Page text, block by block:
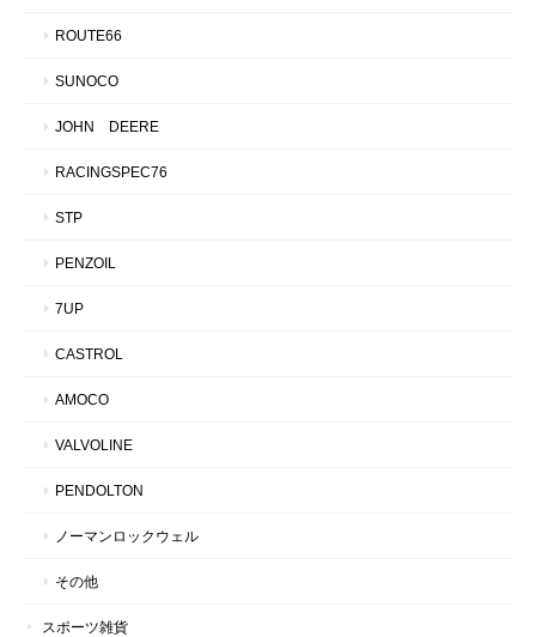
ROUTE66
SUNOCO
JOHN DEERE
RACINGSPEC76
STP
PENZOIL
7UP
CASTROL
AMOCO
VALVOLINE
PENDOLTON
ノーマンロックウェル
その他
スポーツ雑貨